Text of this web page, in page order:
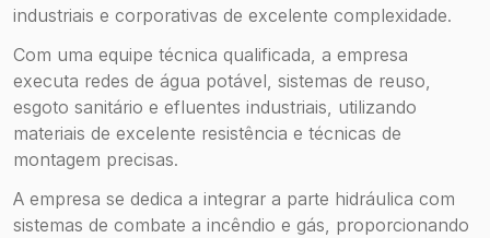
industriais e corporativas de excelente complexidade.
Com uma equipe técnica qualificada, a empresa
executa redes de água potável, sistemas de reuso,
esgoto sanitário e efluentes industriais, utilizando
materiais de excelente resistência e técnicas de
montagem precisas.
A empresa se dedica a integrar a parte hidráulica com
sistemas de combate a incêndio e gás, proporcionando